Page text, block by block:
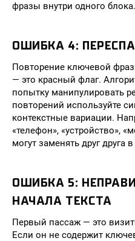
фразы внутри одного блока.
ОШИБКА 4:
Повторение ключевой
— это красный флаг.
попытку манипулировать
повторений используйте
контекстные вариации.
«телефон», «устройство»,
могут заменять друг друга
ОШИБКА 5:
НАЧАЛА ТЕКСТА
Первый пассаж — это
Если он не содержит